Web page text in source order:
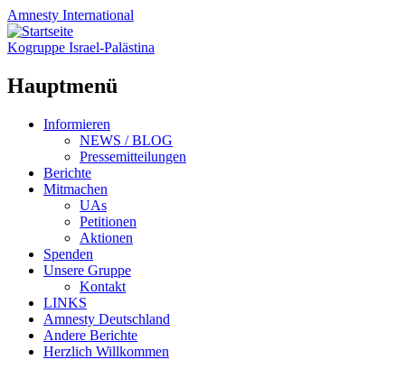
Amnesty International
Kogruppe Israel-Palästina
Hauptmenü
Zum
Informieren
NEWS / BLOG
Pressemitteilungen
Berichte
Mitmachen
UAs
Petitionen
Aktionen
Spenden
Unsere Gruppe
Kontakt
LINKS
Amnesty Deutschland
Andere Berichte
Herzlich Willkommen